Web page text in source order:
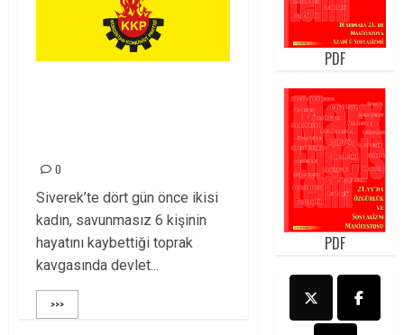
0
Siverek’te dört gün önce ikisi
kadın, savunmasız 6 kişinin
hayatını kaybettiği toprak
kavgasında devlet...
>>>
PDF
PDF